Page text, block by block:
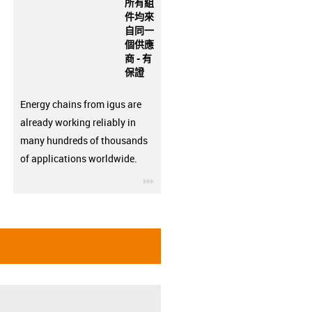
件均來
自同一
個供應
商 - 有
保證
Energy chains from igus are
already working reliably in
many hundreds of thousands
of applications worldwide.